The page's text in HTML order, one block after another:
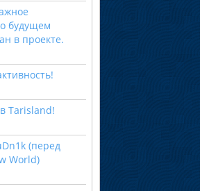
будущем
в проекте.
Tarisland!
(перед
World)